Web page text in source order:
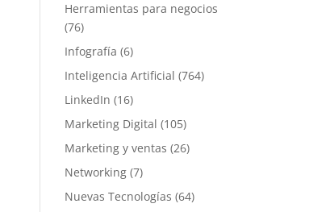
Herramientas para negocios
(76)
Infografía (6)
Inteligencia Artificial (764)
LinkedIn (16)
Marketing Digital (105)
Marketing y ventas (26)
Networking (7)
Nuevas Tecnologías (64)